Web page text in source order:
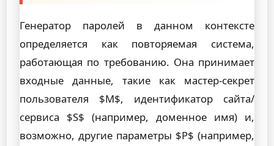
Генератор паролей в данном контексте
определяется как повторяемая система,
работающая по требованию. Она принимает
входные данные, такие как мастер-секрет
пользователя $M$, идентификатор сайта/
сервиса $S$ (например, доменное имя) и,
возможно, другие параметры $P$ (например,